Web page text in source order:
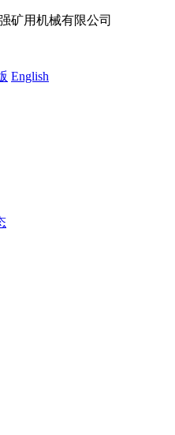
矿用机械有限公司
English